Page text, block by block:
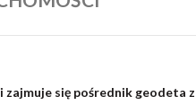
zajmuje się pośrednik geodeta